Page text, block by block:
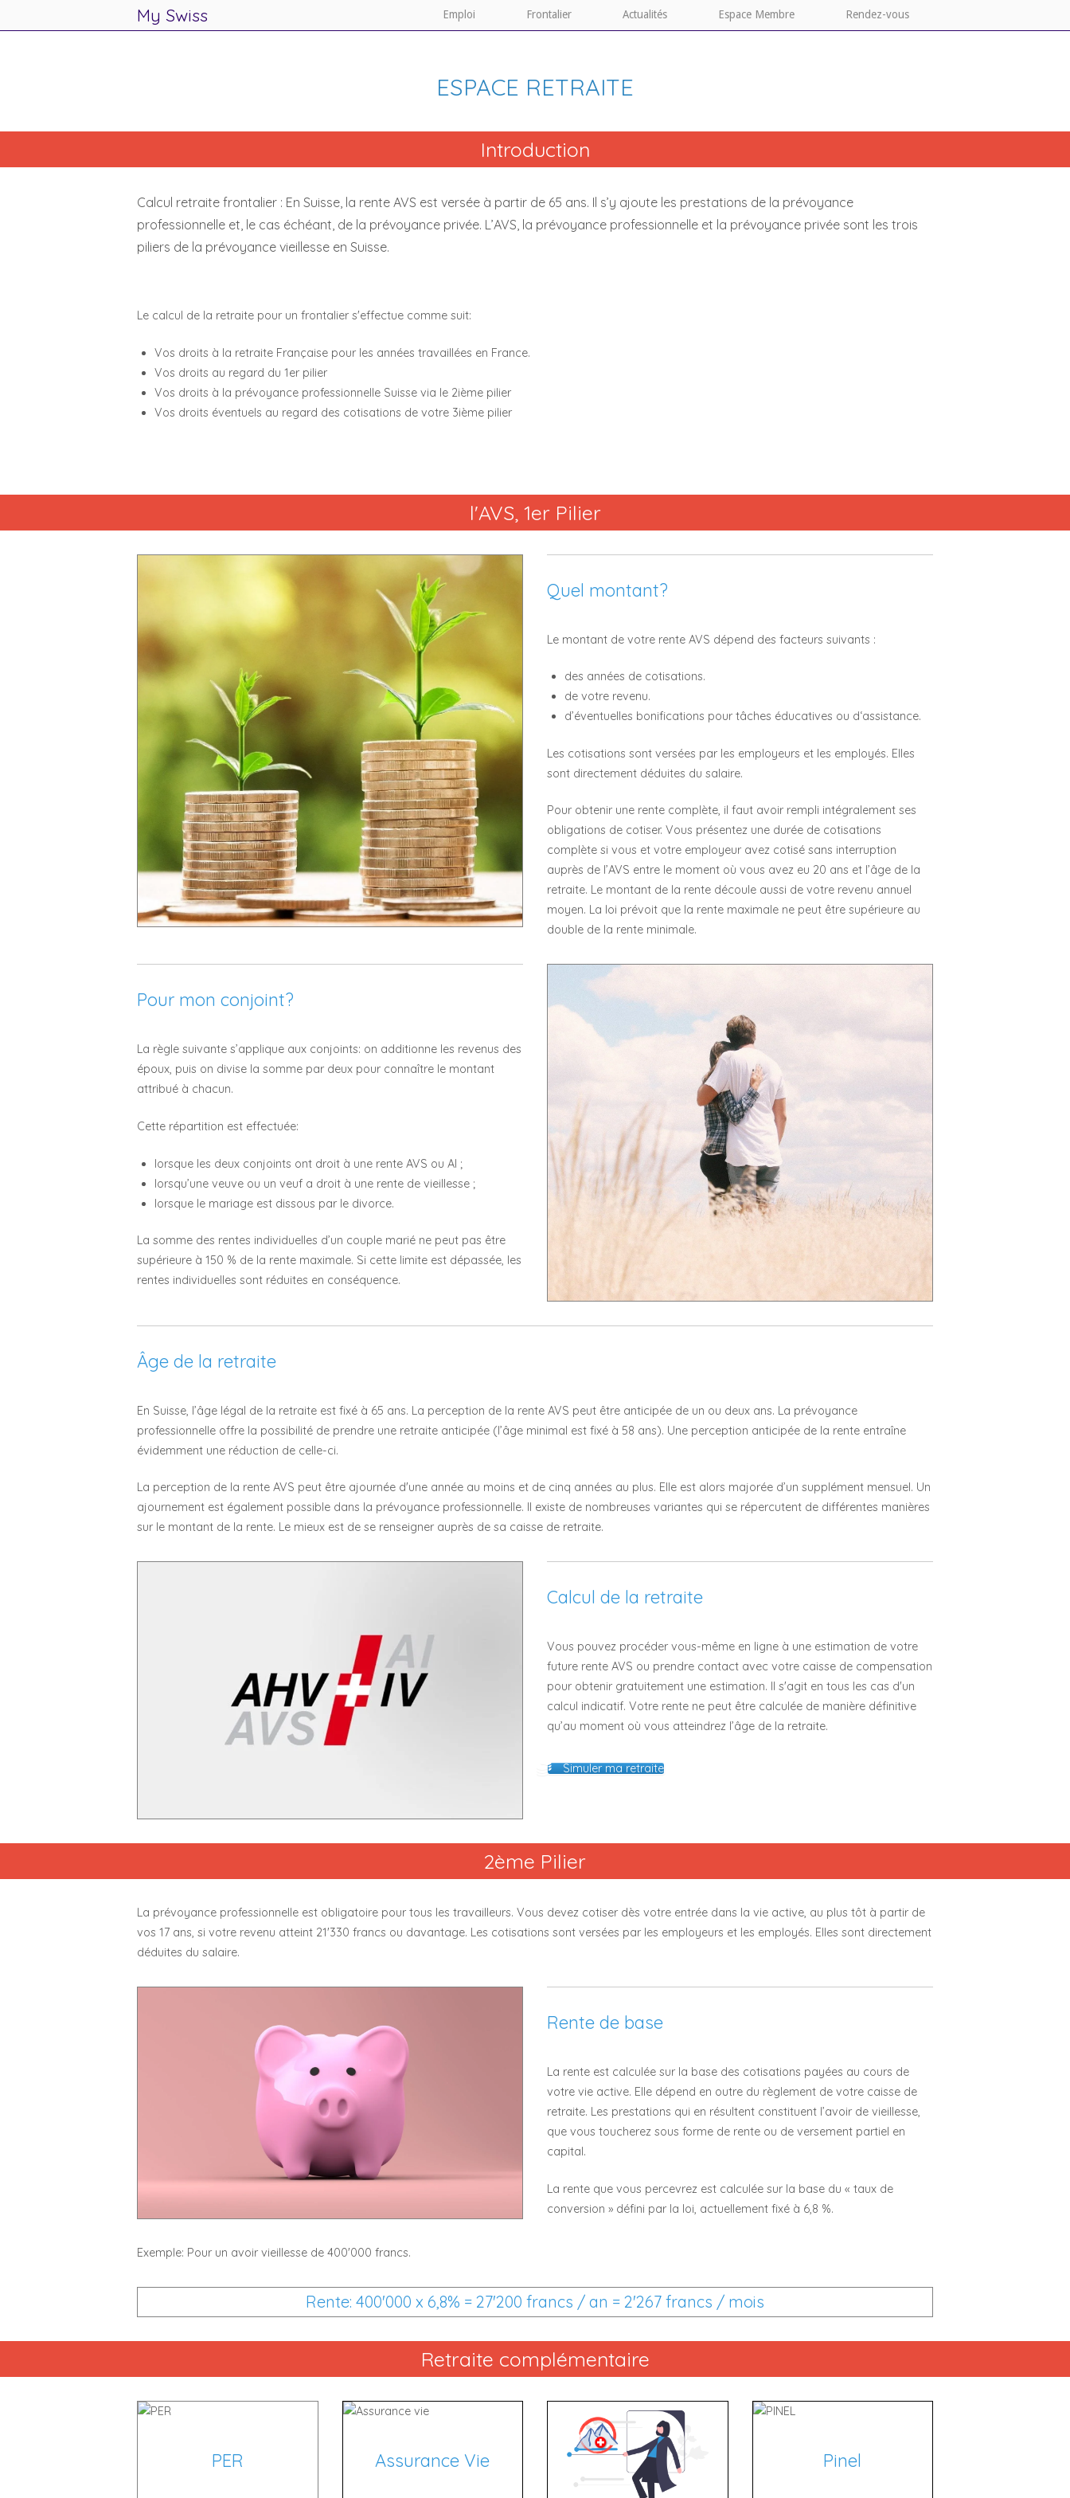
My Swiss Emploi Frontalier Actualités Espace Membre Rendez-vous
ESPACE RETRAITE
Introduction
Calcul retraite frontalier : En Suisse, la rente AVS est versée à partir de 65 ans. Il s’y ajoute les prestations de la prévoyance
professionnelle et, le cas échéant, de la prévoyance privée. L’AVS, la prévoyance professionnelle et la prévoyance privée sont les trois
piliers de la prévoyance vieillesse en Suisse.
Le calcul de la retraite pour un frontalier s'effectue comme suit:
Vos droits à la retraite Française pour les années travaillées en France.
Vos droits au regard du 1er pilier
Vos droits à la prévoyance professionnelle Suisse via le 2ième pilier
Vos droits éventuels au regard des cotisations de votre 3ième pilier
l'AVS, 1er Pilier
Quel montant?
Le montant de votre rente AVS dépend des facteurs suivants :
des années de cotisations.
de votre revenu.
d’éventuelles bonifications pour tâches éducatives ou d‘assistance.
Les cotisations sont versées par les employeurs et les employés. Elles
sont directement déduites du salaire.
Pour obtenir une rente complète, il faut avoir rempli intégralement ses
obligations de cotiser. Vous présentez une durée de cotisations
complète si vous et votre employeur avez cotisé sans interruption
auprès de l’AVS entre le moment où vous avez eu 20 ans et l’âge de la
retraite. Le montant de la rente découle aussi de votre revenu annuel
moyen. La loi prévoit que la rente maximale ne peut être supérieure au
double de la rente minimale.
Pour mon conjoint?
La règle suivante s’applique aux conjoints: on additionne les revenus des
époux, puis on divise la somme par deux pour connaître le montant
attribué à chacun.
Cette répartition est effectuée:
lorsque les deux conjoints ont droit à une rente AVS ou AI ;
lorsqu’une veuve ou un veuf a droit à une rente de vieillesse ;
lorsque le mariage est dissous par le divorce.
La somme des rentes individuelles d’un couple marié ne peut pas être
supérieure à 150 % de la rente maximale. Si cette limite est dépassée, les
rentes individuelles sont réduites en conséquence.
Âge de la retraite
En Suisse, l’âge légal de la retraite est fixé à 65 ans. La perception de la rente AVS peut être anticipée de un ou deux ans. La prévoyance
professionnelle offre la possibilité de prendre une retraite anticipée (l’âge minimal est fixé à 58 ans). Une perception anticipée de la rente entraîne
évidemment une réduction de celle-ci.
La perception de la rente AVS peut être ajournée d'une année au moins et de cinq années au plus. Elle est alors majorée d’un supplément mensuel. Un
ajournement est également possible dans la prévoyance professionnelle. Il existe de nombreuses variantes qui se répercutent de différentes manières
sur le montant de la rente. Le mieux est de se renseigner auprès de sa caisse de retraite.
Calcul de la retraite
Vous pouvez procéder vous-même en ligne à une estimation de votre
future rente AVS ou prendre contact avec votre caisse de compensation
pour obtenir gratuitement une estimation. Il s'agit en tous les cas d'un
calcul indicatif. Votre rente ne peut être calculée de manière définitive
qu’au moment où vous atteindrez l’âge de la retraite.
Simuler ma retraite
2ème Pilier
La prévoyance professionnelle est obligatoire pour tous les travailleurs. Vous devez cotiser dès votre entrée dans la vie active, au plus tôt à partir de
vos 17 ans, si votre revenu atteint 21'330 francs ou davantage. Les cotisations sont versées par les employeurs et les employés. Elles sont directement
déduites du salaire.
Rente de base
La rente est calculée sur la base des cotisations payées au cours de
votre vie active. Elle dépend en outre du règlement de votre caisse de
retraite. Les prestations qui en résultent constituent l’avoir de vieillesse,
que vous toucherez sous forme de rente ou de versement partiel en
capital.
La rente que vous percevrez est calculée sur la base du « taux de
conversion » défini par la loi, actuellement fixé à 6,8 %.
Exemple: Pour un avoir vieillesse de 400'000 francs.
Rente: 400'000 x 6,8% = 27'200 francs / an = 2'267 francs / mois
Retraite complémentaire
PER Assurance Vie Pinel